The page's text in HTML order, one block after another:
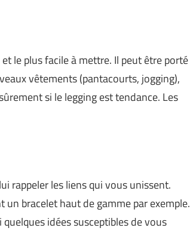
le plus facile à mettre. Il peut être porté
vêtements (pantacourts, jogging),
si le legging est tendance. Les
rappeler les liens qui vous unissent.
bracelet haut de gamme par exemple.
idées susceptibles de vous